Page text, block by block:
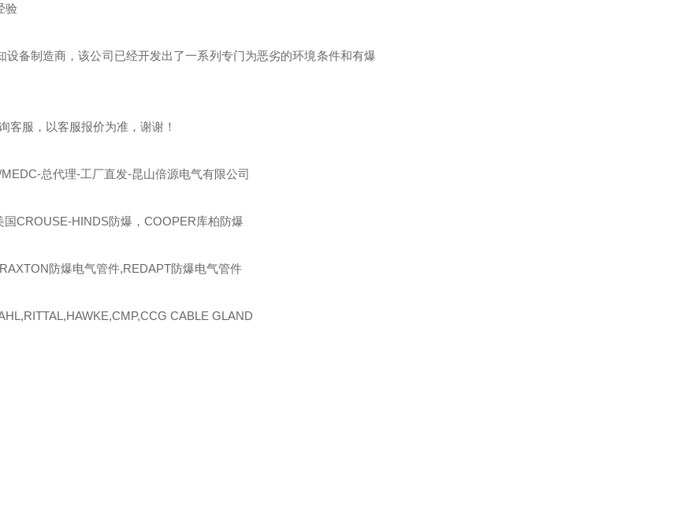
验
设备制造商，该公司已经开发出了一系列专门为恶劣的环境条件和有爆
客服，以客服报价为准，谢谢！
总代理-工厂直发-昆山倍源电气有限公司
CROUSE-HINDS防爆，COOPER库柏防爆
防爆电气管件,REDAPT防爆电气管件
CABLE GLAND